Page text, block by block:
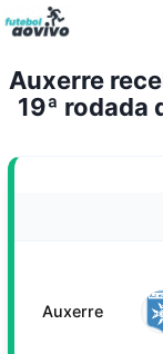
Pular
para
Conteúdo
Auxerre
19ª rodada
Auxerre